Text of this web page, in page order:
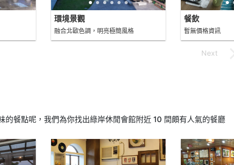
環境景觀
融合北歐色調，明亮極簡風格
餐飲
暫無價格資訊
的餐點呢，我們為你找出綠岸休閒會館附近 10 間頗有人氣的餐廳